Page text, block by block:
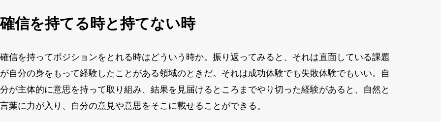
確信を持てる時と持てない時
確信を持ってポジションをとれる時はどういう時か。振り返ってみると、それは直面している課題
が自分の身をもって経験したことがある領域のときだ。それは成功体験でも失敗体験でもいい。自
分が主体的に意思を持って取り組み、結果を見届けるところまでやり切った経験があると、自然と
言葉に力が入り、自分の意見や意思をそこに載せることができる。